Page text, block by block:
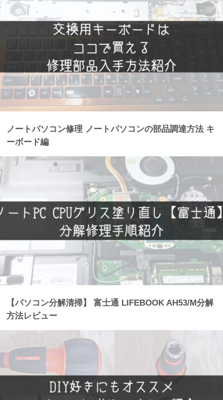
ノートパソコン修理 ノートパソコンの部品調達方法 キ
ーボード編
【パソコン分解清掃】 富士通 LIFEBOOK AH53/M分解
方法レビュー